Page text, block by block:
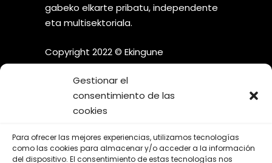
Gestionar el
consentimiento de las
cookies
Para ofrecer las mejores experiencias, utilizamos tecnologías
como las cookies para almacenar y/o acceder a la información
del dispositivo. El consentimiento de estas tecnologías nos
gabeko elkarte pribatu, independente
eta multisektoriala.
Copyright 2022 © Ekingune
¡SÍGUENOS EN LAS REDES
SOCIALES!